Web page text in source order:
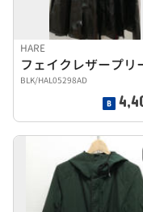
HARE
BLK/HAL05298AD